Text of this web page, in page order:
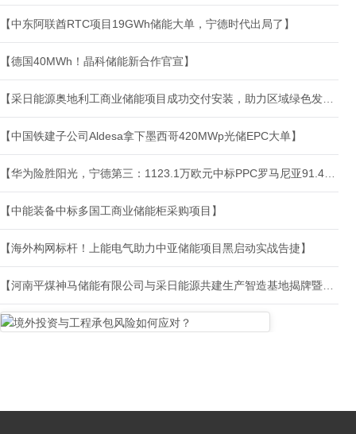
【中东阿联酋RTC项目19GWh储能大单，宁德时代出局了】
【德国40MWh！晶科储能新合作官宣】
【采日能源奥地利工商业储能项目成功交付安装，助力区域绿色发展】
【中国铁建子公司Aldesa拿下墨西哥420MWp光储EPC大单】
【华为险胜阳光，宁德第三：1123.1万欧元中标PPC罗马尼亚91.44MWh风储储能系统】
【中能装备中标多国工商业储能柜采购项目】
【海外构网标杆！上能电气助力中亚储能项目黑启动实战告捷】
【河南平煤神马储能有限公司与采日能源共建生产智造基地揭牌暨GW级海外项目签约仪式成功举行】